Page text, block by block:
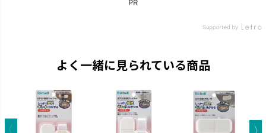
よく一緒に見られている商品